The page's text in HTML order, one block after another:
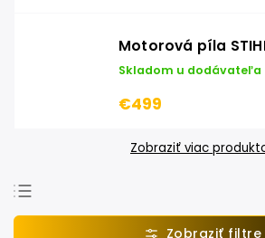
Motorová píla
Skladom u dodávateľa
€499
Zobraziť viac
Najpredávanejšie